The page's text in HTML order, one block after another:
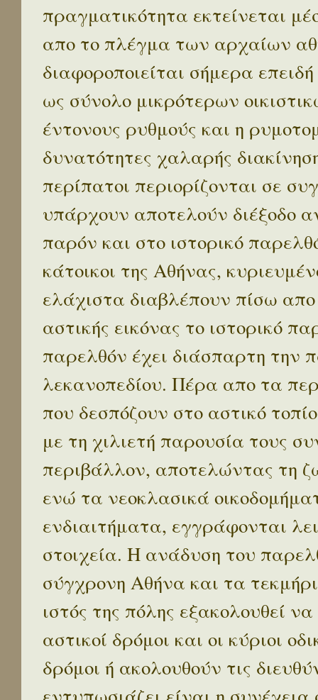
πραγματικότητα εκτείνεται
απο το πλέγμα των αρχαίων
διαφοροποιείται σήμερα
ως σύνολο μικρότερων
έντονους ρυθμούς και η
δυνατότητες χαλαρής
περίπατοι περιορίζονται σε
υπάρχουν αποτελούν διέξοδο
παρόν και στο ιστορικό
κάτοικοι της Αθήνας,
ελάχιστα διαβλέπουν πίσω
αστικής εικόνας το ιστορικό
παρελθόν έχει διάσπαρτη την
λεκανοπεδίου. Πέρα απο τα
που δεσπόζουν στο αστικό
με τη χιλιετή παρουσία τους
περιβάλλον, αποτελώντας τη
ενώ τα νεοκλασικά
ενδιαιτήματα, εγγράφονται
στοιχεία. Η ανάδυση του
σύγχρονη Αθήνα και τα
ιστός της πόλης εξακολουθεί
αστικοί δρόμοι και οι κύριοι
δρόμοι ή ακολουθούν τις